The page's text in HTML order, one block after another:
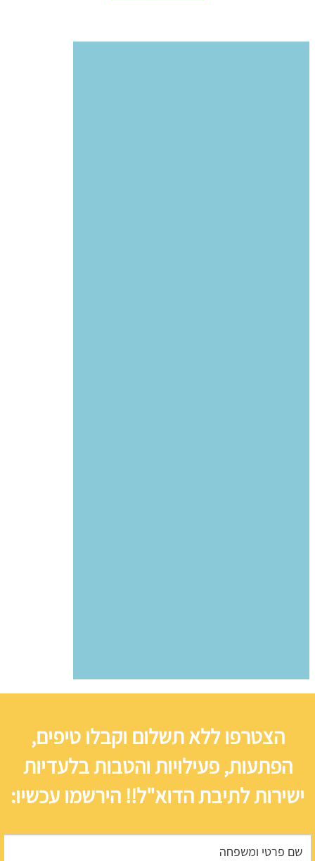
הצטרפו ללא תשלום וקבלו טיפים,
הפתעות, פעילויות והטבות בלעדיות
ישירות לתיבת הדוא"ל!! הירשמו עכשיו: